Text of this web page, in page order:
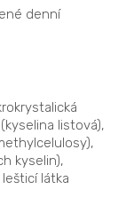
denní
listová),
kyselin),
látka